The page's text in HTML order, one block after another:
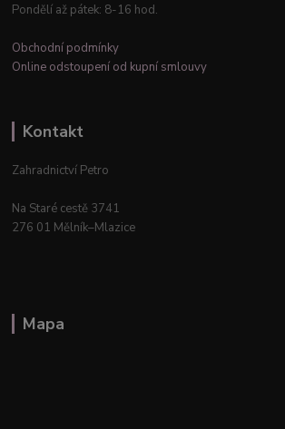
Pondělí až pátek: 8-16 hod.
Obchodní podmínky
Online odstoupení od kupní smlouvy
Kontakt
Zahradnictví Petro
Na Staré cestě 3741
276 01 Mělník–Mlazice
Mapa